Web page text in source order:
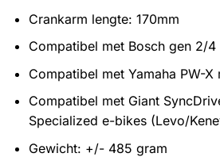
Crankarm lengte: 170mm
Compatibel met Bosch gen 2/
Compatibel met Yamaha PW-X
Compatibel met Giant
Specialized e-bikes (Levo/
Gewicht: +/- 485 gram